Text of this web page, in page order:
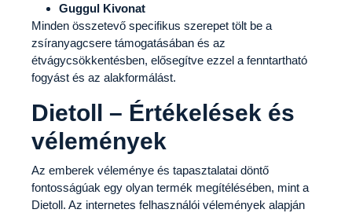
Guggul Kivonat
Minden összetevő specifikus szerepet tölt be a
zsíranyagcsere támogatásában és az
étvágycsökkentésben, elősegítve ezzel a fenntartható
fogyást és az alakformálást.
Dietoll – Értékelések és
vélemények
Az emberek véleménye és tapasztalatai döntő
fontosságúak egy olyan termék megítélésében, mint a
Dietoll. Az internetes felhasználói vélemények alapján